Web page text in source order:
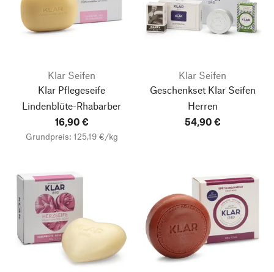
Klar Seifen
Klar Pflegeseife
Lindenblüte-Rhabarber
16,90 €
Grundpreis: 125,19 €/kg
Klar Seifen
Geschenkset Klar Seifen
Herren
54,90 €